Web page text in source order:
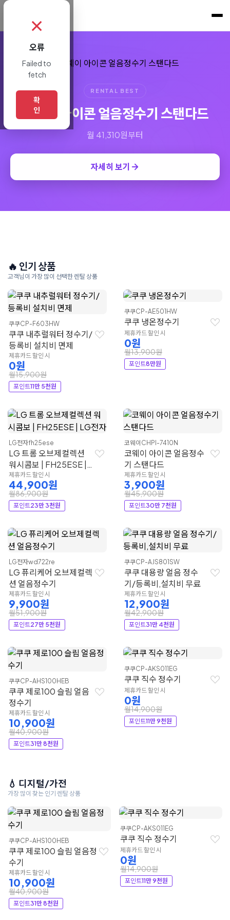
RENTAL BEST
코웨이 아이콘 얼음정수기 스탠다드
월 41,310원부터
자세히 보기
🔥 인기 상품
고객님이 가장 많이 선택한 렌탈 상품
쿠쿠CP-F603HW
쿠쿠 내추럴워터 정수기/
등록비 설치비 면제
제휴카드 할인 시
0원
월15,900원
포인트11만 5천원
쿠쿠CP-AE501HW
쿠쿠 냉온정수기
제휴카드 할인 시
0원
월13,900원
포인트8만원
LG전자fh25ese
LG 트롬 오브제컬렉션
워시콤보 | FH25ESE |
LG전자
제휴카드 할인 시
44,900원
월86,900원
포인트23만 3천원
코웨이 CHPI-7410N
코웨이 아이콘 얼음정수
기 스탠다드
제휴카드 할인 시
3,900원
월45,900원
포인트30만 7천원
LG전자wd722re
LG 퓨리케어 오브제컬렉
션 얼음정수기
제휴카드 할인 시
9,900원
월51,900원
포인트27만 5천원
쿠쿠CP-AJS801SW
쿠쿠 대용량 얼음 정수
기/등록비,설치비 무료
제휴카드 할인 시
12,900원
월42,900원
포인트31만 4천원
쿠쿠CP-AHS100HEB
쿠쿠 제로100 슬림 얼음
정수기
제휴카드 할인 시
10,900원
월40,900원
포인트31만 8천원
쿠쿠CP-AKS011EG
쿠쿠 직수 정수기
제휴카드 할인 시
0원
월14,900원
포인트11만 9천원
💧 디지털/가전
가장 많이 찾는 인기 렌탈 상품
쿠쿠CP-AHS100HEB
쿠쿠 제로100 슬림 얼음정
수기
제휴카드 할인 시
10,900원
월40,900원
포인트31만 8천원
쿠쿠CP-AKS011EG
쿠쿠 직수 정수기
제휴카드 할인 시
0원
월14,900원
포인트11만 9천원
✗
오류
Failed to
fetch
확
인